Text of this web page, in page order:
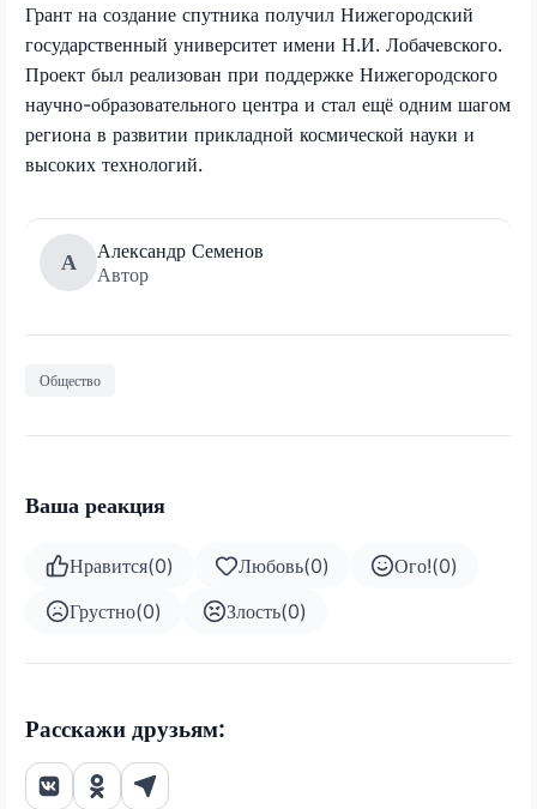
Грант на создание спутника получил Нижегородский
государственный университет имени Н.И. Лобачевского.
Проект был реализован при поддержке Нижегородского
научно-образовательного центра и стал ещё одним шагом
региона в развитии прикладной космической науки и
высоких технологий.
А
Александр Семенов
Автор
Общество
Ваша реакция
Нравится(0) Любовь(0) Ого!(0)
Грустно(0) Злость(0)
Расскажи друзьям: